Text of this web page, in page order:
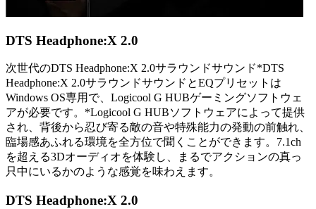
DTS Headphone:X 2.0
次世代のDTS Headphone:X 2.0サラウンドサウンド*DTS
Headphone:X 2.0サラウンドサウンドとEQプリセットは
Windows OS専用で、Logicool G HUBゲーミングソフトウェ
アが必要です。*Logicool G HUBソフトウェアによって提供
され、背後から忍び寄る敵の音や特殊能力の発動の前触れ、
臨場感あふれる環境を全方位で聞くことができます。7.1ch
を超える3Dオーディオを体験し、まるでアクションの真っ
只中にいるかのような感覚を味わえます。
DTS Headphone:X 2.0